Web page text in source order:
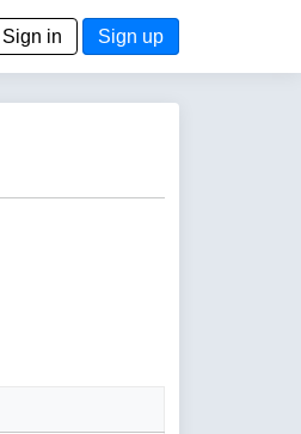
Sign in Sign up